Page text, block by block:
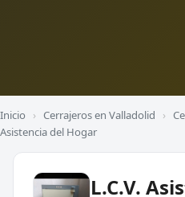
Inicio › Cerrajeros en Valladolid ›
Asistencia del Hogar
L.C.V.